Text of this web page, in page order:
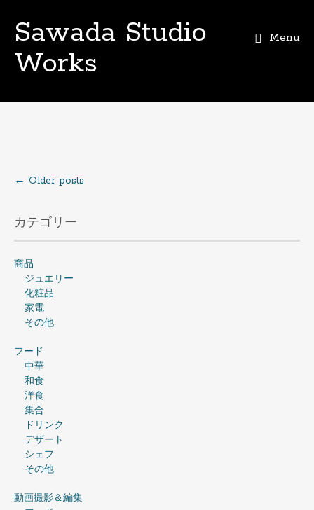
Sawada Studio
Works
Menu
Posts
navigation
← Older posts
カテゴリー
商品
ジュエリー
化粧品
家電
その他
フード
中華
和食
洋食
集合
ドリンク
デザート
シェフ
その他
動画撮影＆編集